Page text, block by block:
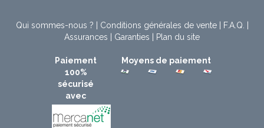
Qui sommes-nous ? Conditions générales de vente| F.A.Q.
Assurances
Garanties Plan du site
Paiement
100%
sécurisé
avec
Moyens de paiement